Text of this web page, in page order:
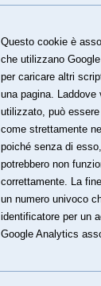
Questo cookie è
che utilizzano
per caricare altri
una pagina. Laddove
utilizzato, può
come strettamente
poiché senza di
potrebbero non
correttamente. La
un numero univoco
identificatore per un
Google Analytics